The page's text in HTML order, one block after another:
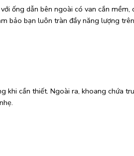
ống dẫn bên ngoài có van cắn mềm,
bảo bạn luôn tràn đầy năng lượng
khi cần thiết. Ngoài ra, khoang chứa